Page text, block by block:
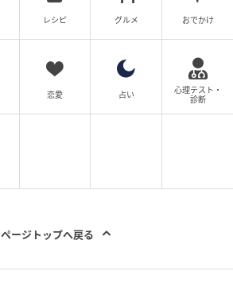
レシピ グルメ おでかけ
恋愛 占い
心理テスト・
診断
ページトップへ戻る